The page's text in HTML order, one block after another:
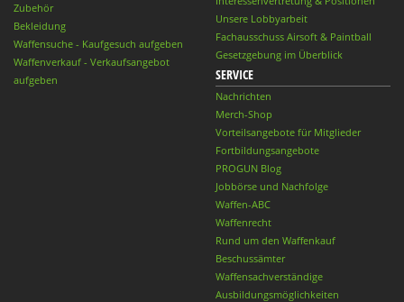
Zubehör
Bekleidung
Waffensuche - Kaufgesuch aufgeben
Waffenverkauf - Verkaufsangebot
aufgeben
Unsere Lobbyarbeit
Fachausschuss Airsoft & Paintball
Gesetzgebung im Überblick
SERVICE
Nachrichten
Merch-Shop
Vorteilsangebote für Mitglieder
Fortbildungsangebote
PROGUN Blog
Jobbörse und Nachfolge
Waffen-ABC
Waffenrecht
Rund um den Waffenkauf
Beschussämter
Waffensachverständige
Ausbildungsmöglichkeiten